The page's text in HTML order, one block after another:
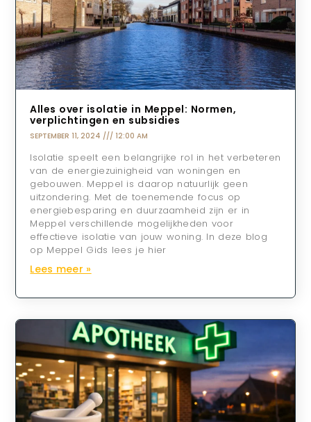
Alles over isolatie in Meppel: Normen,
verplichtingen en subsidies
SEPTEMBER 11, 2024 12:00 AM
Isolatie speelt een belangrijke rol in het verbeteren
van de energiezuinigheid van woningen en
gebouwen. Meppel is daarop natuurlijk geen
uitzondering. Met de toenemende focus op
energiebesparing en duurzaamheid zijn er in
Meppel verschillende mogelijkheden voor
effectieve isolatie van jouw woning. In deze blog
op Meppel Gids lees je hier
Lees meer »